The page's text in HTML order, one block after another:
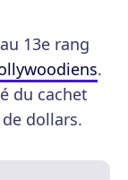
13e rang
.
du cachet
dollars.